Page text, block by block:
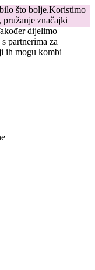
što bolje.Koristimo
pružanje značajki
dijelimo
partnerima za
ih mogu kombi